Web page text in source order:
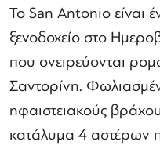
Το San Antonio είναι
ξενοδοχείο στο
που ονειρεύονται
Σαντορίνη.
ηφαιστειακούς
κατάλυμα 4 αστέρων